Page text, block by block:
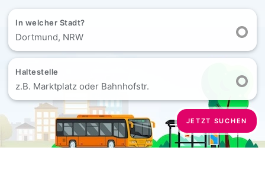
In welcher Stadt?
Dortmund, NRW
Haltestelle
z.B. Marktplatz oder Bahnhofstr.
JETZT SUCHEN